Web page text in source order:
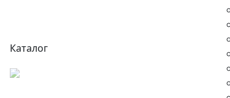
Каталог